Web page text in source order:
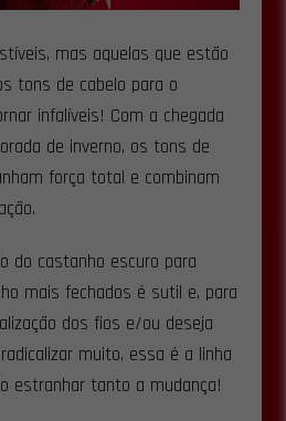
mas aquelas que estão
tons de cabelo para o
infalíveis! Com a chegada
de inverno, os tons de
força total e combinam
do castanho escuro para
mais fechados é sutil e, para
dos fios e/ou deseja
muito, essa é a linha
estranhar tanto a mudança!